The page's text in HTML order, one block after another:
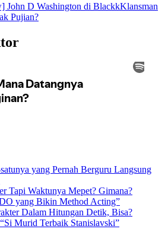
John D Washington di BlackkKlansman
Pujian?
yang Pernah Berguru Langsung
Tapi Waktunya Mepet? Gimana?
yang Bikin Method Acting”
Dalam Hitungan Detik, Bisa?
Murid Terbaik Stanislavski”